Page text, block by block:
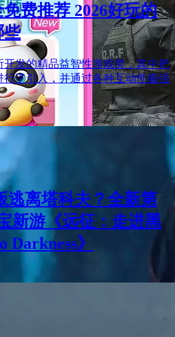
费推荐 2026好玩的
些
发的精品益智性游戏类，其中把
了引入，并通过各种互动性极强
逃离塔科夫？全新第
新游《远征：走进黑
》